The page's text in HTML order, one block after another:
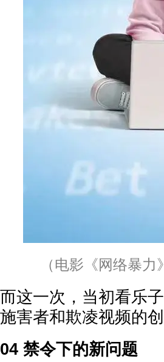
（电影《网络暴力
而这一次，当初看乐
施害者和欺凌视频的创
04 禁令下的新问题